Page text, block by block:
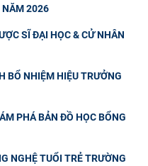
NĂM 2026
SĨ ĐẠI HỌC & CỬ NHÂN
BỔ NHIỆM HIỆU TRƯỞNG
PHÁ BẢN ĐỒ HỌC BỔNG
NGHỆ TUỔI TRẺ TRƯỜNG